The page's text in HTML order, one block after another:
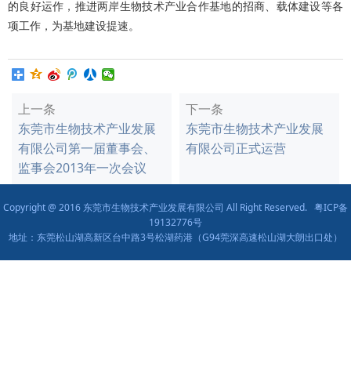
的良好运作，推进两岸生物技术产业合作基地的招商、载体建设等各
项工作，为基地建设提速。
上一条
东莞市生物技术产业发展
有限公司第一届董事会、
监事会2013年一次会议
下一条
东莞市生物技术产业发展
有限公司正式运营
Copyright @ 2016 东莞市生物技术产业发展有限公司 All Right Reserved. 粤ICP备
19132776号
地址：东莞松山湖高新区台中路3号松湖药港（G94莞深高速松山湖大朗出口处）